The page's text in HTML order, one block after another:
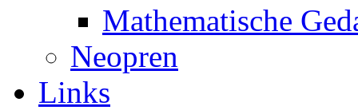
Mathematische
Neopren
Links